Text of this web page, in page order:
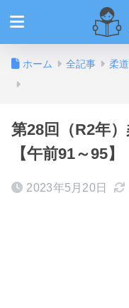
ホーム 全記事 柔
第28回（R2年
【午前91～95】
2023年5月20日